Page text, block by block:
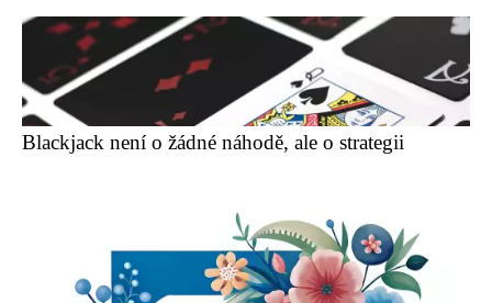
Blackjack není o žádné náhodě, ale o strategii